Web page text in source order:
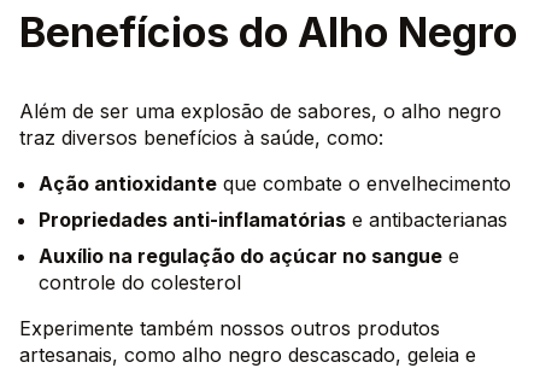
Benefícios do Alho Negro
Além de ser uma explosão de sabores, o alho negro
traz diversos benefícios à saúde, como:
Ação antioxidante que combate o envelhecimento
Propriedades anti-inflamatórias e antibacterianas
Auxílio na regulação do açúcar no sangue e
controle do colesterol
Experimente também nossos outros produtos
artesanais, como alho negro descascado, geleia e